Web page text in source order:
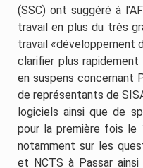
(SSC) ont suggéré à
travail en plus du très
travail «développement
clarifier plus
en suspens concernant
de représentants de
logiciels ainsi que de
pour la première fois le
notamment sur les
et NCTS à Passar